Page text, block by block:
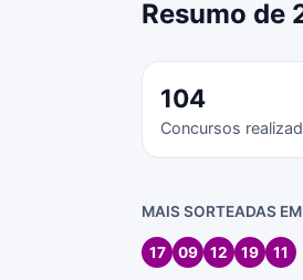
Resumo de
104
Concursos
MAIS SORTEADAS
17 09 12 19 11